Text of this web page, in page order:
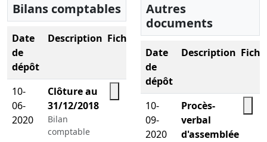
Bilans comptables
Date
de
dépôt
Description Fichier
10-
06-
2020
Clôture au
31/12/2018
Bilan
comptable
Autres
documents
Date
de
dépôt
Description
10-
09-
2020
Procès-
verbal
d'assemblée